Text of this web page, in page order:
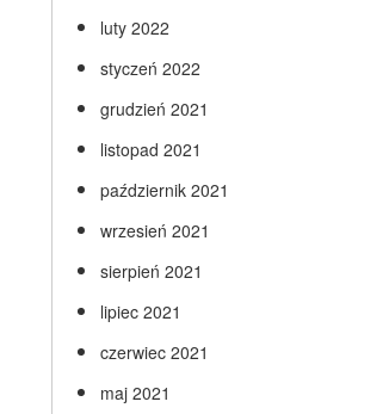
luty 2022
styczeń 2022
grudzień 2021
listopad 2021
październik 2021
wrzesień 2021
sierpień 2021
lipiec 2021
czerwiec 2021
maj 2021